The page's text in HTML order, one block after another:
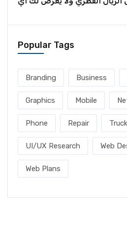
Popular Tags
Branding Business
Graphics Mobile
Phone Repair
UI/UX Research Web
Web Plans